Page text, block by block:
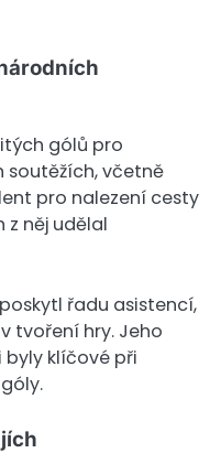
gólů pro
soutěžích, včetně
pro nalezení cesty
z něj udělal
řadu asistencí,
tvoření hry. Jeho
klíčové při